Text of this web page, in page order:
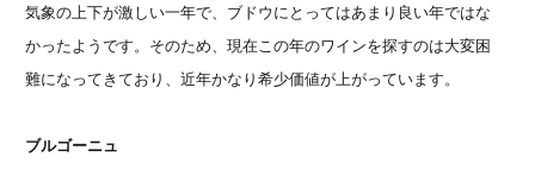
気象の上下が激しい一年で、ブドウにとってはあまり良い年ではな
かったようです。そのため、現在この年のワインを探すのは大変困
難になってきており、近年かなり希少価値が上がっています。
ブルゴーニュ